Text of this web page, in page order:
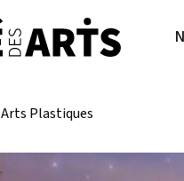
Arts Plastiques